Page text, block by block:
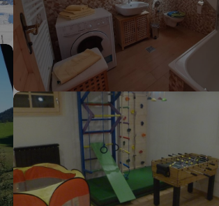
Sobald er seinen Kompass gefunden hat,